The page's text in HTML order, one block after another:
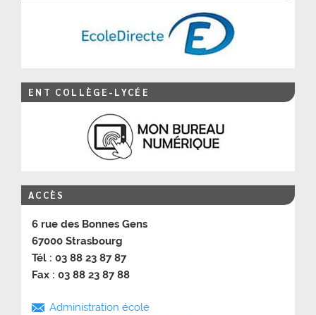
ENT COLLÈGE-LYCÉE
ACCÈS
6 rue des Bonnes Gens
67000 Strasbourg
Tél : 03 88 23 87 87
Fax : 03 88 23 87 88
Administration école